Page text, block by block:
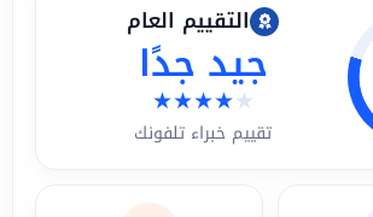
التقييم العام
جيد جدًا
★★★★★
تقييم خبراء تلفونك